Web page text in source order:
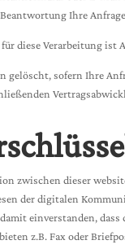
Ihre
diese Verarbeitung ist
gelöscht, sofern Ihre
zwischen dieser
der digitalen
einverstanden,
z.B. Fax oder